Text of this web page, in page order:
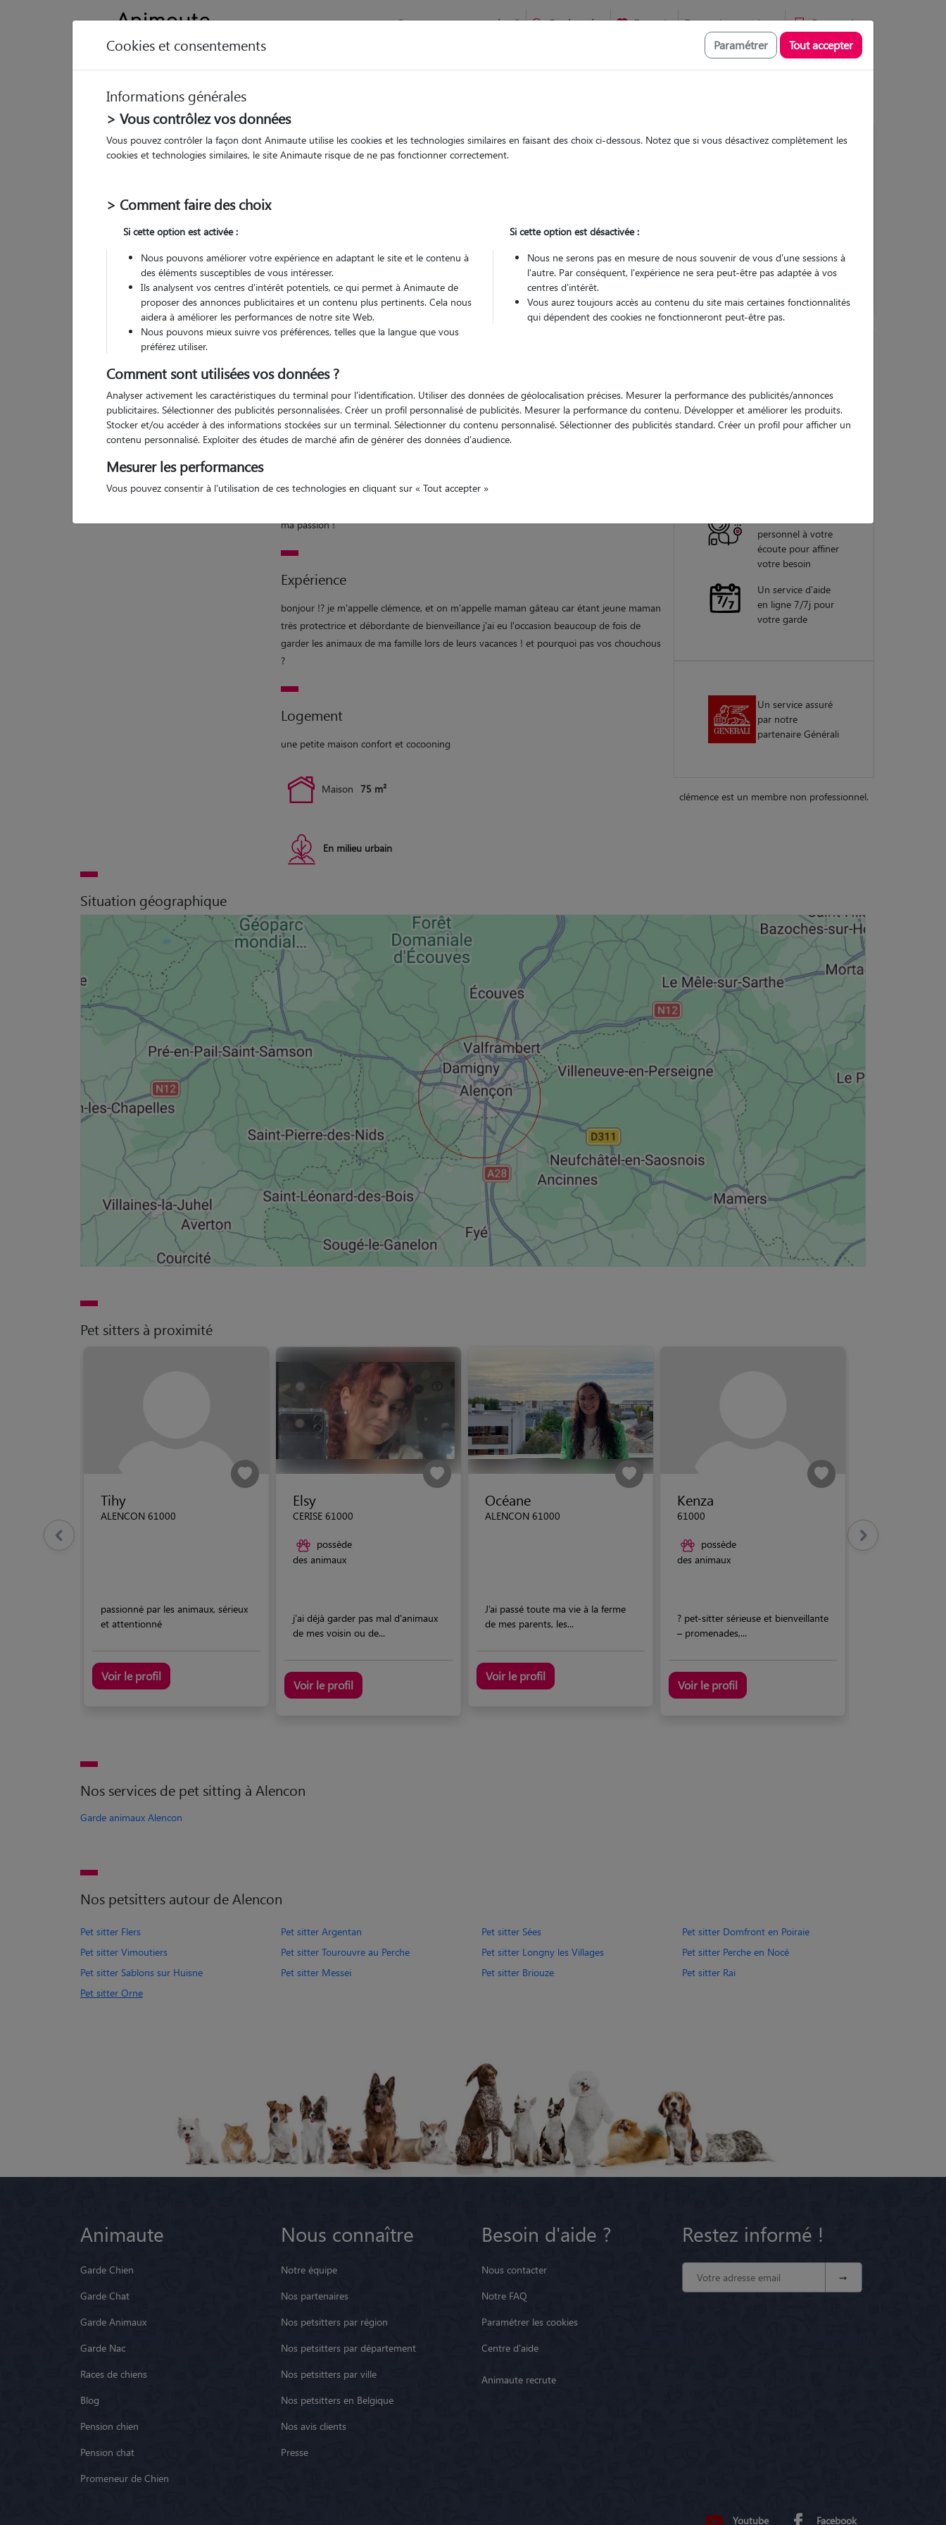
Comment ça marche ? Recherche Favoris Devenir pet sitter Connexion
Clémence
chez le Pet Sitter
Pas d'animaux
Motivation
je m'occupe de vos chouchous préférés lors de votre absence ! rencontrer différents
ma passion !
Expérience
bonjour !? je m'appelle clémence, et on m'appelle maman gâteau car étant jeune maman
très protectrice et débordante de bienveillance j'ai eu l'occasion beaucoup de fois de
garder les animaux de ma famille lors de leurs vacances ! et pourquoi pas vos chouchous
?
Logement
une petite maison confort et cocooning
Maison 75 m²
En milieu urbain
engagement
garanties
personnel à votre
écoute pour affiner
votre besoin
Un service d'aide
en ligne 7/7j pour
votre garde
Un service assuré
par notre
partenaire Générali
clémence est un membre non professionnel.
Situation géographique
Pet sitters à proximité
Tihy
ALENCON 61000
passionné par les animaux, sérieux
et attentionné
Voir le profil
Elsy
CERISE 61000
possède
des animaux
j'ai déjà garder pas mal d'animaux
de mes voisin ou de...
Voir le profil
Océane
ALENCON 61000
J’ai passé toute ma vie à la ferme
de mes parents, les...
Voir le profil
Kenza
61000
possède
des animaux
? pet-sitter sérieuse et bienveillante
– promenades,...
Voir le profil
Nos services de pet sitting à Alencon
Garde animaux Alencon
Nos petsitters autour de Alencon
Pet sitter Flers Pet sitter Argentan Pet sitter Sées
Pet sitter Domfront en Poiraie
Pet sitter Vimoutiers
Pet sitter Tourouvre au Perche Pet sitter Longny les Villages
Pet sitter Perche en Nocé
Pet sitter Sablons sur Huisne
Pet sitter Messei Pet sitter Briouze
Pet sitter Rai
Pet sitter Orne
Animaute
Garde Chien
Garde Chat
Garde Animaux
Garde Nac
Races de chiens
Blog
Pension chien
Pension chat
Promeneur de Chien
Nous connaître
Notre équipe
Nos partenaires
Nos petsitters par région
Nos petsitters par département
Nos petsitters par ville
Nos petsitters en Belgique
Nos avis clients
Presse
Besoin d'aide ?
Nous contacter
Notre FAQ
Paramétrer les cookies
Centre d'aide
Animaute recrute
Restez informé !
Youtube Facebook
Cookies et consentements Paramétrer Tout accepter
Informations générales
> Vous contrôlez vos données
Vous pouvez contrôler la façon dont Animaute utilise les cookies et les technologies similaires en faisant des choix ci-dessous. Notez que si vous désactivez complètement les
cookies et technologies similaires, le site Animaute risque de ne pas fonctionner correctement.
> Comment faire des choix
Si cette option est activée :
Nous pouvons améliorer votre expérience en adaptant le site et le contenu à
des éléments susceptibles de vous intéresser.
Ils analysent vos centres d'intérêt potentiels, ce qui permet à Animaute de
proposer des annonces publicitaires et un contenu plus pertinents. Cela nous
aidera à améliorer les performances de notre site Web.
Nous pouvons mieux suivre vos préférences, telles que la langue que vous
préférez utiliser.
Si cette option est désactivée :
Nous ne serons pas en mesure de nous souvenir de vous d'une sessions à
l'autre. Par conséquent, l'expérience ne sera peut-être pas adaptée à vos
centres d'intérêt.
Vous aurez toujours accès au contenu du site mais certaines fonctionnalités
qui dépendent des cookies ne fonctionneront peut-être pas.
Comment sont utilisées vos données ?
Analyser activement les caractéristiques du terminal pour l'identification. Utiliser des données de géolocalisation précises. Mesurer la performance des publicités/annonces
publicitaires. Sélectionner des publicités personnalisées. Créer un profil personnalisé de publicités. Mesurer la performance du contenu. Développer et améliorer les produits.
Stocker et/ou accéder à des informations stockées sur un terminal. Sélectionner du contenu personnalisé. Sélectionner des publicités standard. Créer un profil pour afficher un
contenu personnalisé. Exploiter des études de marché afin de générer des données d'audience.
Mesurer les performances
Vous pouvez consentir à l'utilisation de ces technologies en cliquant sur « Tout accepter »